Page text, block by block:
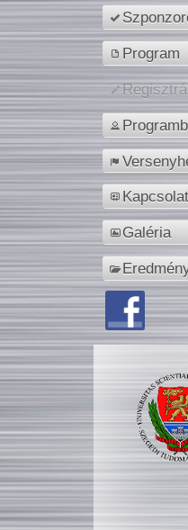
Program
Kapcsolat
Galéria